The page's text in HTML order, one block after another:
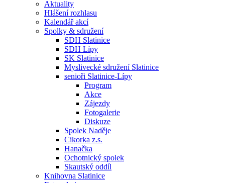
Aktuality
Hlášení rozhlasu
Kalendář akcí
Spolky & sdružení
SDH Slatinice
SDH Lípy
SK Slatinice
Myslivecké sdružení Slatinice
senioři Slatinice-Lípy
Program
Akce
Zájezdy
Fotogalerie
Diskuze
Spolek Naděje
Cikorka z.s.
Hanačka
Ochotnický spolek
Skautský oddíl
Knihovna Slatinice